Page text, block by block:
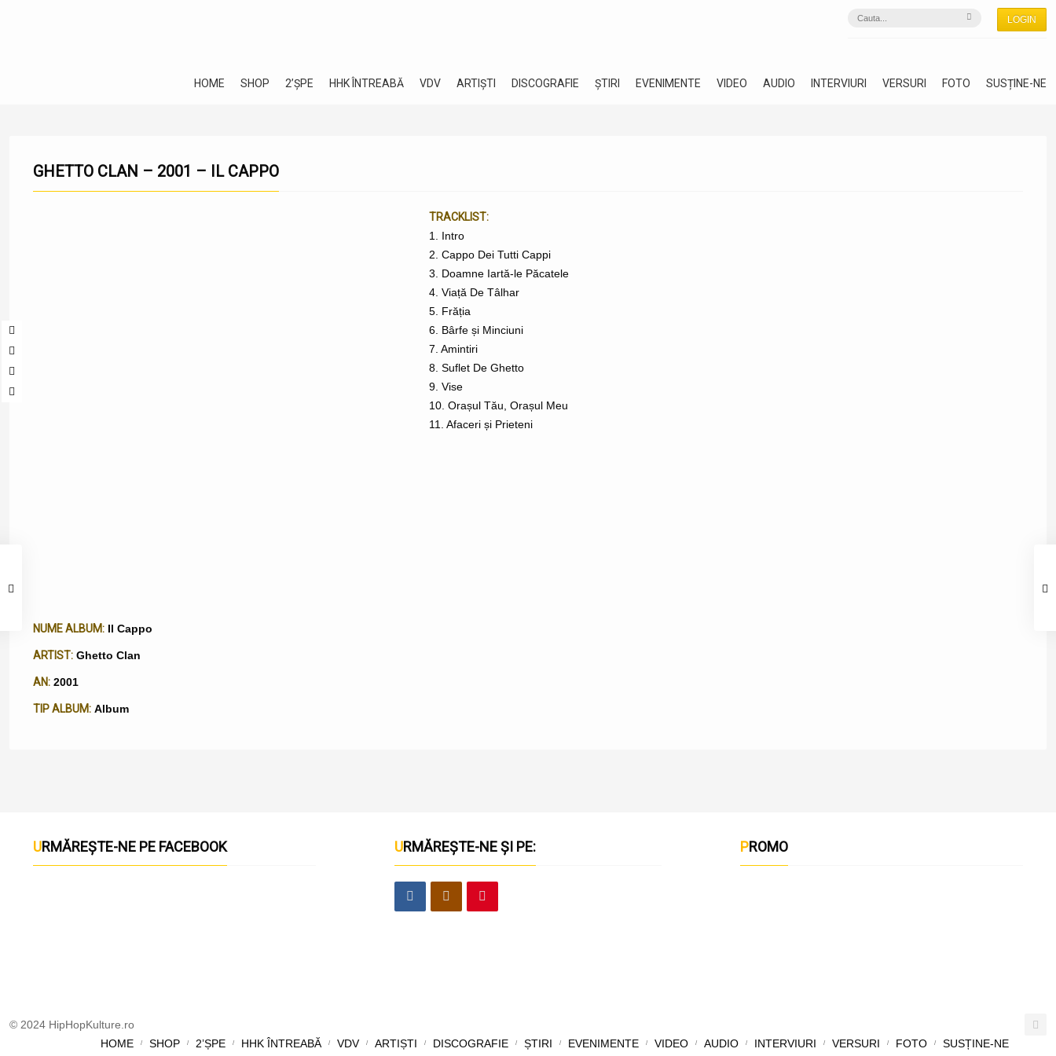
LOGIN
HOME SHOP 2’ȘPE HHK ÎNTREABĂ VDV ARTIȘTI DISCOGRAFIE ȘTIRI EVENIMENTE VIDEO AUDIO INTERVIURI VERSURI FOTO SUSȚINE-NE
GHETTO CLAN – 2001 – IL CAPPO
TRACKLIST:
1. Intro
2. Cappo Dei Tutti Cappi
3. Doamne Iartă-le Păcatele
4. Viață De Tâlhar
5. Frăția
6. Bârfe și Minciuni
7. Amintiri
8. Suflet De Ghetto
9. Vise
10. Orașul Tău, Orașul Meu
11. Afaceri și Prieteni
NUME ALBUM: Il Cappo
ARTIST: Ghetto Clan
AN: 2001
TIP ALBUM: Album
URMĂREȘTE-NE PE FACEBOOK URMĂREȘTE-NE ȘI PE: PROMO
© 2024 HipHopKulture.ro
HOME
SHOP 2’ȘPE HHK ÎNTREABĂ VDV ARTIȘTI DISCOGRAFIE ȘTIRI EVENIMENTE VIDEO AUDIO INTERVIURI VERSURI FOTO SUSȚINE-NE